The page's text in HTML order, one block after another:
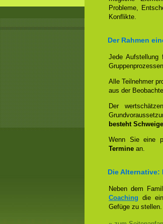
Probleme,
Konflikte.
Der Rahmen
Jede
Alle Teilnehmer
aus der
Der
besteht
Wenn Sie eine
Termine an.
Die Alternative:
Neben dem
Coaching die
Gefüge zu stellen.